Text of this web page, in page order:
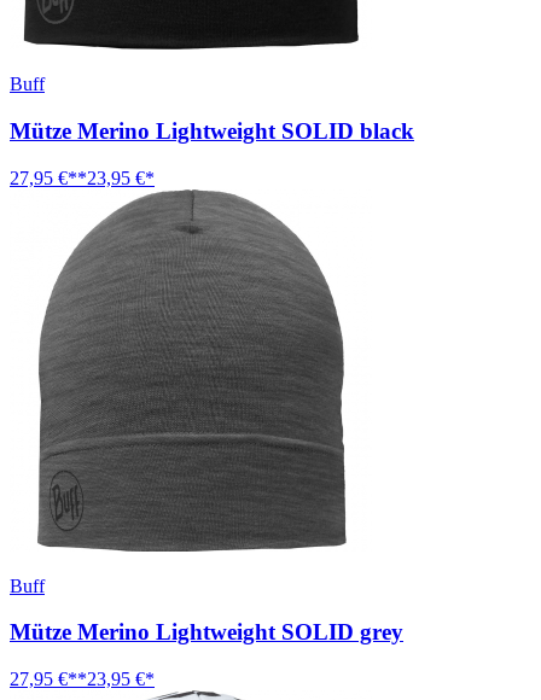
Buff
Mütze Merino Lightweight SOLID black
27,95 €**23,95 €*
Buff
Mütze Merino Lightweight SOLID grey
27,95 €**23,95 €*